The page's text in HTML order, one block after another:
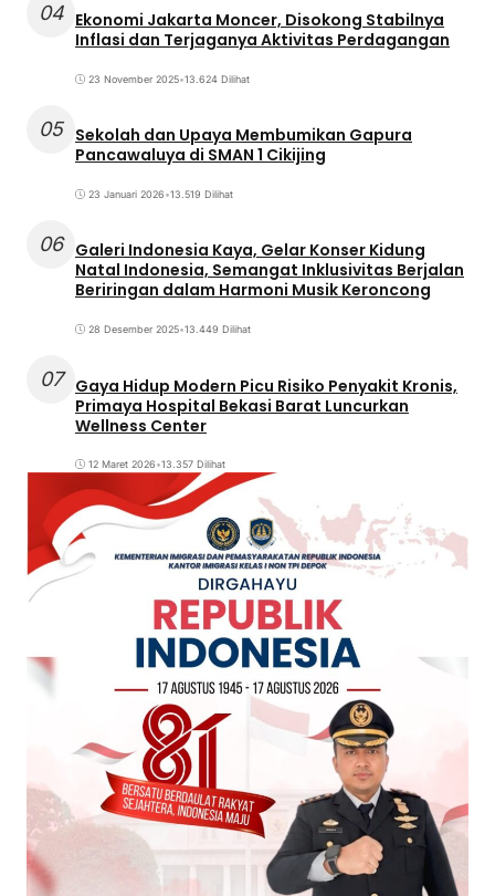
04 Ekonomi Jakarta Moncer, Disokong Stabilnya
Inflasi dan Terjaganya Aktivitas Perdagangan
23 November 2025•13.624 Dilihat
05 Sekolah dan Upaya Membumikan Gapura
Pancawaluya di SMAN 1 Cikijing
23 Januari 2026•13.519 Dilihat
06 Galeri Indonesia Kaya, Gelar Konser Kidung
Natal Indonesia, Semangat Inklusivitas Berjalan
Beriringan dalam Harmoni Musik Keroncong
28 Desember 2025•13.449 Dilihat
07
Gaya Hidup Modern Picu Risiko Penyakit Kronis,
Primaya Hospital Bekasi Barat Luncurkan
Wellness Center
12 Maret 2026•13.357 Dilihat